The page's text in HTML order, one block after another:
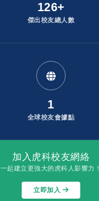
126+
傑出校友總人數
1
全球校友會據點
加入虎科校友網絡
一起建立更強大的虎科人影響力！
立即加入